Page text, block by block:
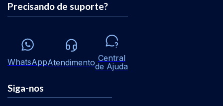
Precisando de suporte?
WhatsAppAtendimento Central
de Ajuda
Siga-nos